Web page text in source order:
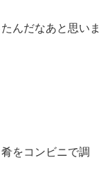
んだなあと思いま
をコンビニで調